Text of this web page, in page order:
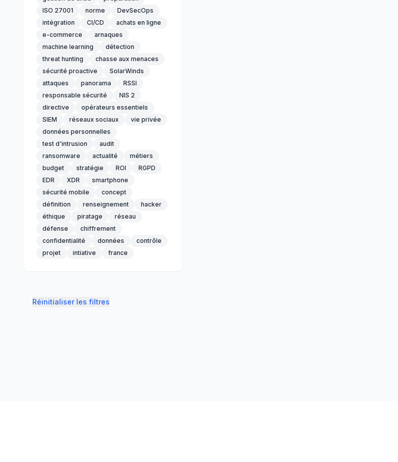
ISO 27001
norme
DevSecOps
intégration
CI/CD
achats en ligne
e-commerce
arnaques
machine learning
détection
threat hunting
chasse aux menaces
sécurité proactive
SolarWinds
attaques
panorama
RSSI
responsable sécurité
NIS 2
directive
opérateurs essentiels
SIEM
réseaux sociaux
vie privée
données personnelles
test d'intrusion
audit
ransomware
actualité
métiers
budget
stratégie ROI
RGPD
EDR
XDR
smartphone
sécurité mobile
concept
définition
renseignement
hacker
éthique
piratage
réseau
défense
chiffrement
confidentialité
données
contrôle
projet
intiative france
Réinitialiser les filtres